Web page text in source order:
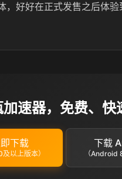
好好在正式发售之后体验
加速器，免费、快
下载
及以上版本）
下载
（Android